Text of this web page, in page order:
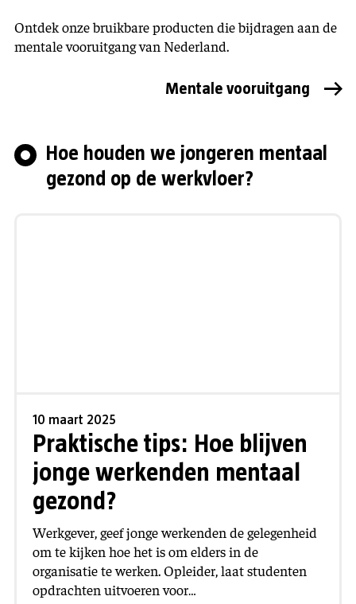
Ontdek onze bruikbare producten die bijdragen aan de
mentale vooruitgang van Nederland.
Mentale vooruitgang
Hoe houden we jongeren mentaal
gezond op de werkvloer?
10 maart 2025
Praktische tips: Hoe blijven
jonge werkenden mentaal
gezond?
Werkgever, geef jonge werkenden de gelegenheid
om te kijken hoe het is om elders in de
organisatie te werken. Opleider, laat studenten
opdrachten uitvoeren voor…